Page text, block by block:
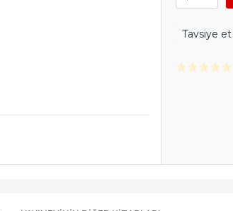
Tavsiye et